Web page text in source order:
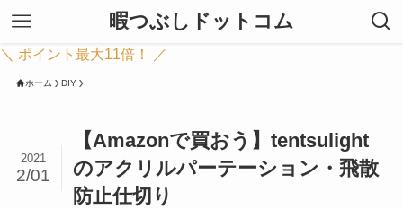
暇つぶしドットコム
＼ ポイント最大11倍！ ／
ホーム DIY
【Amazonで買おう】tentsulight
のアクリルパーテーション・飛散
防止仕切り
2021
2/01